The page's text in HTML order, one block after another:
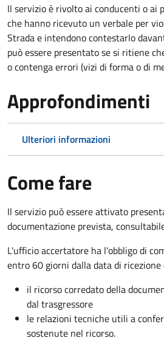
Il servizio è rivolto ai conducenti o ai
che hanno ricevuto un verbale per
Strada e intendono contestarlo
può essere presentato se si ritiene
o contenga errori (vizi di forma o di
Approfondimenti
Ulteriori informazioni
Come fare
Il servizio può essere attivato
documentazione prevista,
L'ufficio accertatore ha l'obbligo di
entro 60 giorni dalla data di ricezione
il ricorso corredato della
dal trasgressore
le relazioni tecniche utili a
sostenute nel ricorso.